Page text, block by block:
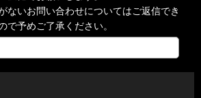
ないお問い合わせについてはご返信でき
で予めご了承ください。